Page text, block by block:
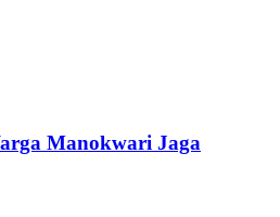
Manokwari Jaga